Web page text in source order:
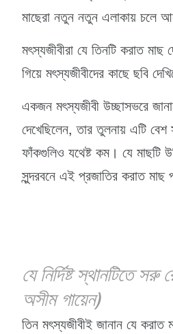
মাছেরা নতুন নতুন এলাকায় চলে
মৎস্যজীবীরা যে তিনটি করাত
গিয়ে মৎস্যজীবীদের কাছে ছবি
একজন মৎস্যজীবী উচ্ছাসভরে
দেখেছিলেন, তার তুলনায় এটি
ফাঁকগুলিও যথেষ্ট কম। যে মাছটি
সুন্দরবনে এই প্রজাতির করাত
যে নির্দিষ্ট স্থানটিতে
অসীম গায়েন)
তিন মৎস্যজীবীই জানান যে করাত